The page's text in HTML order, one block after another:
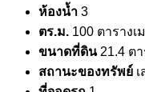
ห้องน้ำ 3
ตร.ม. 100 ตารางเ
ขนาดที่ดิน 21.4 ต
สถานะของทรัพย์